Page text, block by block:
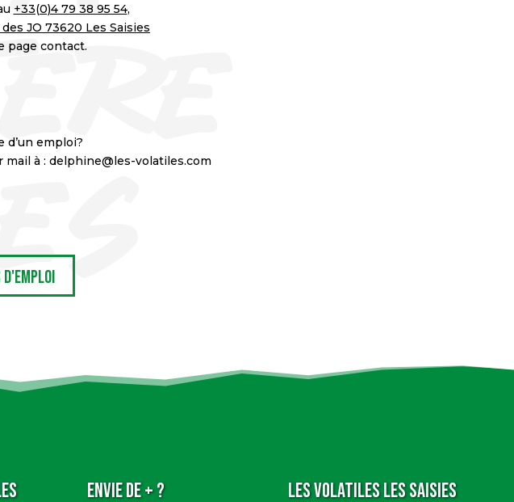
+33(0)4 79 38 95 54,
JO 73620 Les Saisies
page contact.
d’un emploi?
mail à : delphine@les-volatiles.com
Envie de + ? Les Volatiles Les Saisies